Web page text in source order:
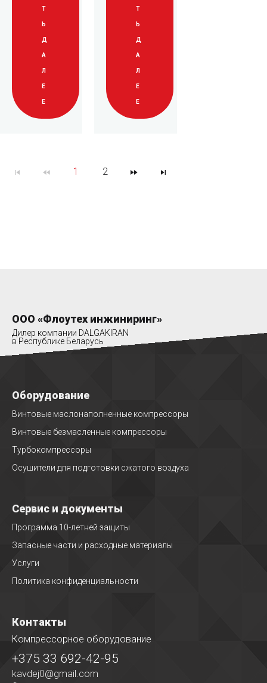
Т
Ь
Д
А
Л
Е
Е
Т
Ь
Д
А
Л
Е
Е
1 2
ООО «Флоутех инжиниринг»
Дилер компании DALGAKIRAN
в Республике Беларусь
Оборудование
Винтовые маслонаполненные компрессоры
Винтовые безмасленные компрессоры
Турбокомпрессоры
Осушители для подготовки сжатого воздуха
Сервис и документы
Программа 10-летней защиты
Запасные части и расходные материалы
Услуги
Политика конфиденциальности
Контакты
Компрессорное оборудование
+375 33 692-42-95
kavdej0@gmail.com